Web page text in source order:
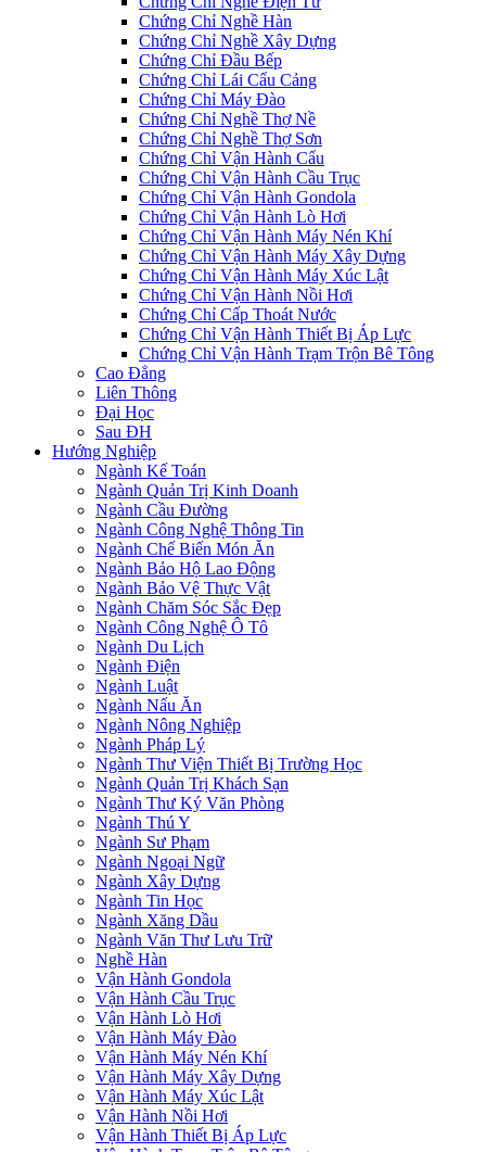
Chứng Chỉ Nghề Hàn
Chứng Chỉ Nghề Xây Dựng
Chứng Chỉ Đầu Bếp
Chứng Chỉ Lái Cẩu Cảng
Chứng Chỉ Máy Đào
Chứng Chỉ Nghề Thợ Nề
Chứng Chỉ Nghề Thợ Sơn
Chứng Chỉ Vận Hành Cẩu
Chứng Chỉ Vận Hành Cầu Trục
Chứng Chỉ Vận Hành Gondola
Chứng Chỉ Vận Hành Lò Hơi
Chứng Chỉ Vận Hành Máy Nén Khí
Chứng Chỉ Vận Hành Máy Xây Dựng
Chứng Chỉ Vận Hành Máy Xúc Lật
Chứng Chỉ Vận Hành Nồi Hơi
Chứng Chỉ Cấp Thoát Nước
Chứng Chỉ Vận Hành Thiết Bị Áp Lực
Chứng Chỉ Vận Hành Trạm Trộn Bê Tông
Cao Đẳng
Liên Thông
Đại Học
Sau ĐH
Hướng Nghiệp
Ngành Kế Toán
Ngành Quản Trị Kinh Doanh
Ngành Cầu Đường
Ngành Công Nghệ Thông Tin
Ngành Chế Biến Món Ăn
Ngành Bảo Hộ Lao Động
Ngành Bảo Vệ Thực Vật
Ngành Chăm Sóc Sắc Đẹp
Ngành Công Nghệ Ô Tô
Ngành Du Lịch
Ngành Điện
Ngành Luật
Ngành Nấu Ăn
Ngành Nông Nghiệp
Ngành Pháp Lý
Ngành Thư Viện Thiết Bị Trường Học
Ngành Quản Trị Khách Sạn
Ngành Thư Ký Văn Phòng
Ngành Thú Y
Ngành Sư Phạm
Ngành Ngoại Ngữ
Ngành Xây Dựng
Ngành Tin Học
Ngành Xăng Dầu
Ngành Văn Thư Lưu Trữ
Nghề Hàn
Vận Hành Gondola
Vận Hành Cầu Trục
Vận Hành Lò Hơi
Vận Hành Máy Đào
Vận Hành Máy Nén Khí
Vận Hành Máy Xây Dựng
Vận Hành Máy Xúc Lật
Vận Hành Nồi Hơi
Vận Hành Thiết Bị Áp Lực